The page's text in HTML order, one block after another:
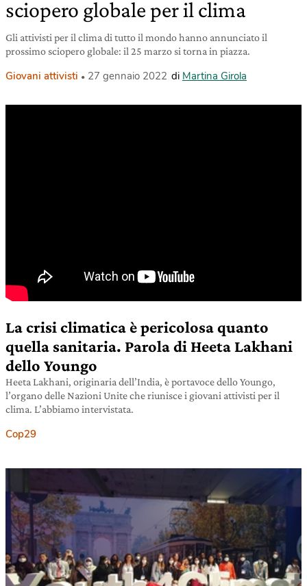
sciopero globale per il clima
Gli attivisti per il clima di tutto il mondo hanno annunciato il
prossimo sciopero globale: il 25 marzo si torna in piazza.
Giovani attivisti 27 gennaio 2022 di Martina Girola
La crisi climatica è pericolosa quanto
quella sanitaria. Parola di Heeta Lakhani
dello Youngo
Heeta Lakhani, originaria dell’India, è portavoce dello Youngo,
l’organo delle Nazioni Unite che riunisce i giovani attivisti per il
clima. L’abbiamo intervistata.
Cop29